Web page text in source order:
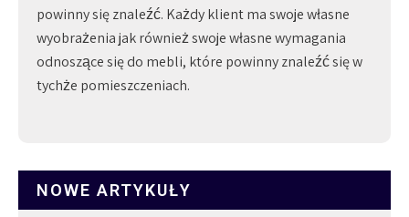
powinny się znaleźć. Każdy klient ma swoje własne
wyobrażenia jak również swoje własne wymagania
odnoszące się do mebli, które powinny znaleźć się w
tychże pomieszczeniach.
NOWE ARTYKUŁY